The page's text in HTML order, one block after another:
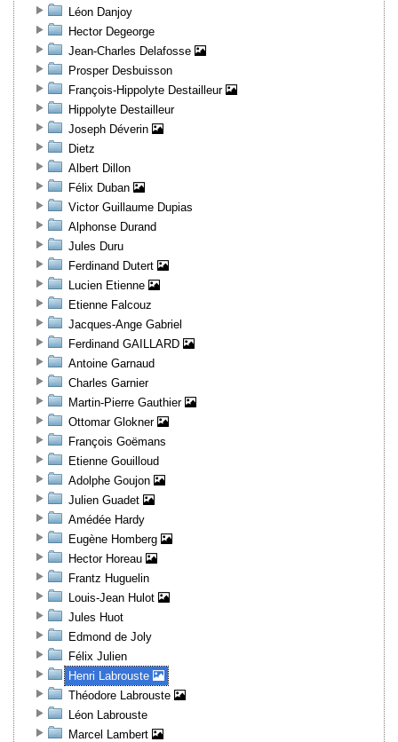
Léon Danjoy
Hector Degeorge
Jean-Charles Delafosse
Prosper Desbuisson
François-Hippolyte Destailleur
Hippolyte Destailleur
Joseph Déverin
Dietz
Albert Dillon
Félix Duban
Victor Guillaume Dupias
Alphonse Durand
Jules Duru
Ferdinand Dutert
Lucien Etienne
Etienne Falcouz
Jacques-Ange Gabriel
Ferdinand GAILLARD
Antoine Garnaud
Charles Garnier
Martin-Pierre Gauthier
Ottomar Glokner
François Goëmans
Etienne Gouilloud
Adolphe Goujon
Julien Guadet
Amédée Hardy
Eugène Homberg
Hector Horeau
Frantz Huguelin
Louis-Jean Hulot
Jules Huot
Edmond de Joly
Félix Julien
Henri Labrouste
Théodore Labrouste
Léon Labrouste
Marcel Lambert